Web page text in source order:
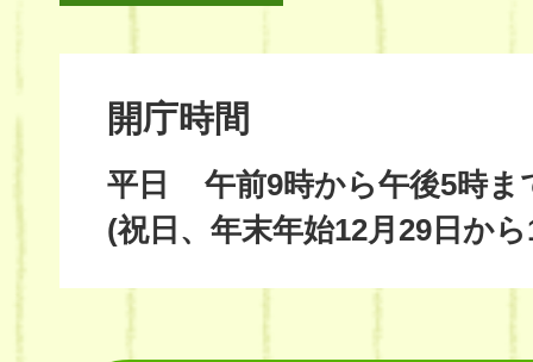
開庁時間
平日
午前9時から午後5時ま
(祝日、年末年始12月29日か